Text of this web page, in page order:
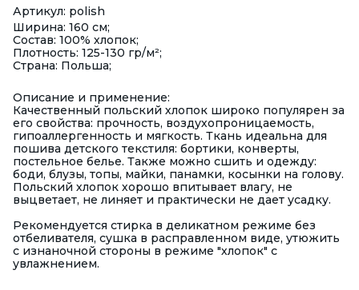
Артикул: polish
Ширина: 160 см;
Состав: 100% хлопок;
Плотность: 125-130 гр/м²;
Страна: Польша;
Описание и применение:
Качественный польский хлопок широко популярен за
его свойства: прочность, воздухопроницаемость,
гипоаллергенность и мягкость. Ткань идеальна для
пошива детского текстиля: бортики, конверты,
постельное белье. Также можно сшить и одежду:
боди, блузы, топы, майки, панамки, косынки на голову.
Польский хлопок хорошо впитывает влагу, не
выцветает, не линяет и практически не дает усадку.
Рекомендуется стирка в деликатном режиме без
отбеливателя, сушка в расправленном виде, утюжить
с изнаночной стороны в режиме "хлопок" с
увлажнением.